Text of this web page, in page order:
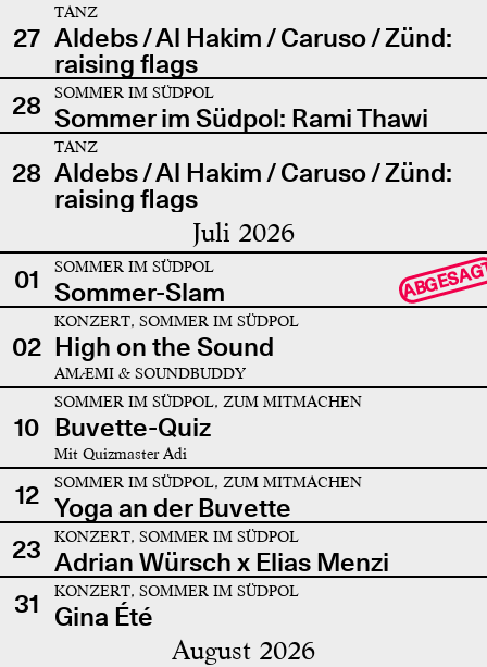
27
TANZ
Aldebs / Al Hakim / Caruso / Zünd:
raising flags
28
SOMMER IM SÜDPOL
Sommer im Südpol: Rami Thawi
28
TANZ
Aldebs / Al Hakim / Caruso / Zünd:
raising flags
Juli 2026
01 SOMMER IM SÜDPOL
Sommer-Slam
02
KONZERT, SOMMER IM SÜDPOL
High on the Sound
AMÆMI & SOUNDBUDDY
10
SOMMER IM SÜDPOL, ZUM MITMACHEN
Buvette-Quiz
Mit Quizmaster Adi
12 SOMMER IM SÜDPOL, ZUM MITMACHEN
Yoga an der Buvette
23
KONZERT, SOMMER IM SÜDPOL
Adrian Würsch x Elias Menzi
31
KONZERT, SOMMER IM SÜDPOL
Gina Été
August 2026